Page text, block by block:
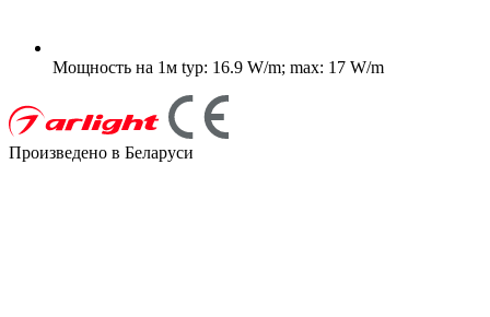
Мощность на 1м typ: 16.9 W/m; max: 17 W/m
Произведено в Беларуси